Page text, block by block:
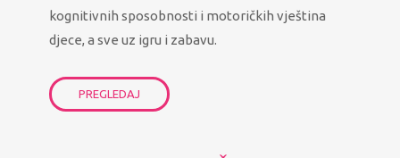
kognitivnih sposobnosti i motoričkih vještina
djece, a sve uz igru i zabavu.
PREGLEDAJ